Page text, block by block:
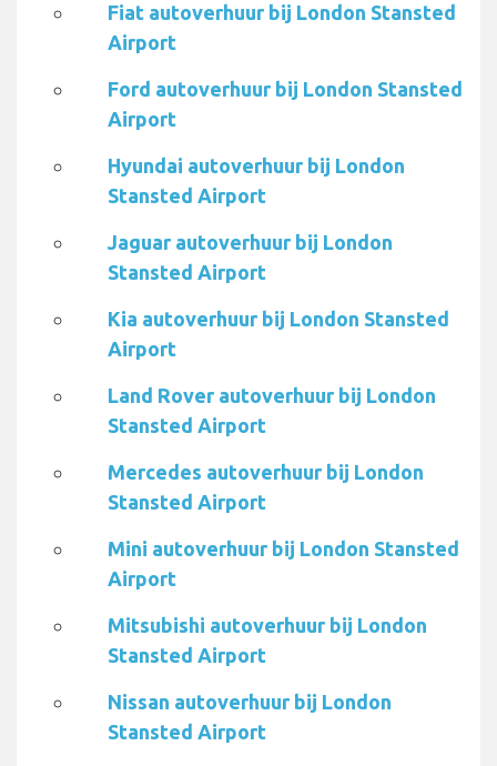
Fiat autoverhuur bij London Stansted
Airport
Ford autoverhuur bij London Stansted
Airport
Hyundai autoverhuur bij London
Stansted Airport
Jaguar autoverhuur bij London
Stansted Airport
Kia autoverhuur bij London Stansted
Airport
Land Rover autoverhuur bij London
Stansted Airport
Mercedes autoverhuur bij London
Stansted Airport
Mini autoverhuur bij London Stansted
Airport
Mitsubishi autoverhuur bij London
Stansted Airport
Nissan autoverhuur bij London
Stansted Airport